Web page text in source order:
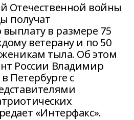
Отечественной войны
получат
в размере 75
ветерану и по 50
тыла. Об этом
России Владимир
Петербурге с
«Интерфакс».